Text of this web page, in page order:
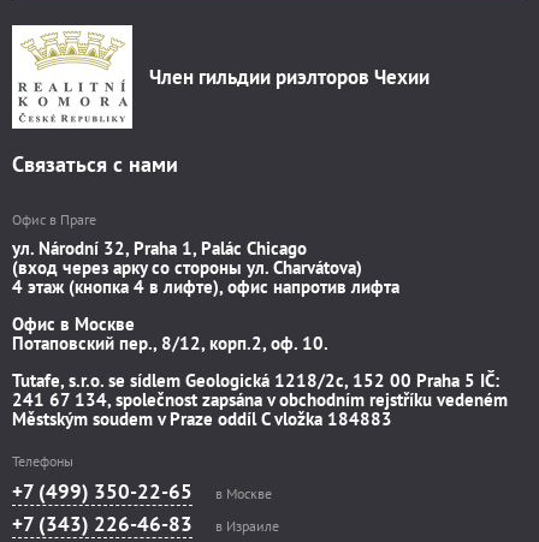
Член гильдии риэлторов Чехии
Связаться с нами
Офис в Праге
ул. Národní 32, Praha 1, Palác Chicago
(вход через арку со стороны ул. Charvátova)
4 этаж (кнопка 4 в лифте), офис напротив лифта
Офис в Москве
Потаповский пер., 8/12, корп.2, оф. 10.
Tutafe, s.r.o. se sídlem Geologická 1218/2c, 152 00 Praha 5 IČ:
241 67 134, společnost zapsána v obchodním rejstříku vedeném
Městským soudem v Praze oddíl C vložka 184883
Телефоны
+7 (499) 350-22-65 в Москве
+7 (343) 226-46-83 в Израиле